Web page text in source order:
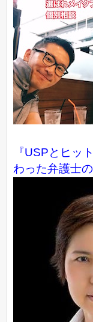
『USPとヒッ
わった弁護士の